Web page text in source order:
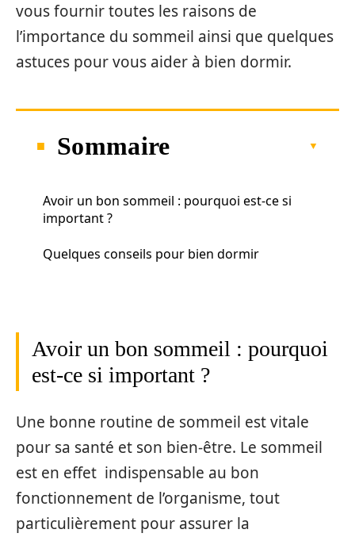
vous fournir toutes les raisons de
l’importance du sommeil ainsi que quelques
astuces pour vous aider à bien dormir.
Sommaire
Avoir un bon sommeil : pourquoi est-ce si
important ?
Quelques conseils pour bien dormir
Avoir un bon sommeil : pourquoi
est-ce si important ?
Une bonne routine de sommeil est vitale
pour sa santé et son bien-être. Le sommeil
est en effet indispensable au bon
fonctionnement de l’organisme, tout
particulièrement pour assurer la